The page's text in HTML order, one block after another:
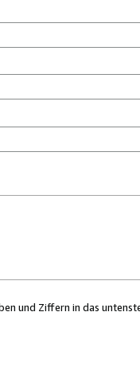
und Ziffern in das